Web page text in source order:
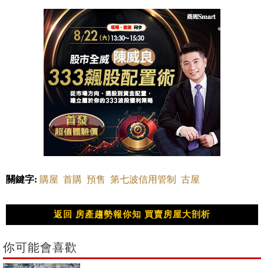
關鍵字: 購屋 首購 預售 第七波信用管制 古屋
返回 房產趨勢報你知 買賣房屋大剖析
你可能會喜歡